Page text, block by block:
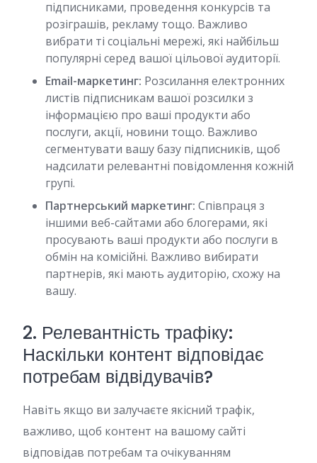
підписниками, проведення конкурсів та
розіграшів, рекламу тощо. Важливо
вибрати ті соціальні мережі, які найбільш
популярні серед вашої цільової аудиторії.
Email-маркетинг: Розсилання електронних
листів підписникам вашої розсилки з
інформацією про ваші продукти або
послуги, акції, новини тощо. Важливо
сегментувати вашу базу підписників, щоб
надсилати релевантні повідомлення кожній
групі.
Партнерський маркетинг: Співпраця з
іншими веб-сайтами або блогерами, які
просувають ваші продукти або послуги в
обмін на комісійні. Важливо вибирати
партнерів, які мають аудиторію, схожу на
вашу.
2. Релевантність трафіку:
Наскільки контент відповідає
потребам відвідувачів?
Навіть якщо ви залучаєте якісний трафік,
важливо, щоб контент на вашому сайті
відповідав потребам та очікуванням